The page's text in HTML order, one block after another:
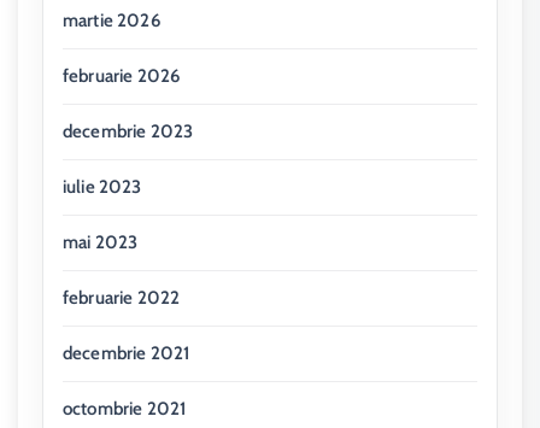
martie 2026
februarie 2026
decembrie 2023
iulie 2023
mai 2023
februarie 2022
decembrie 2021
octombrie 2021